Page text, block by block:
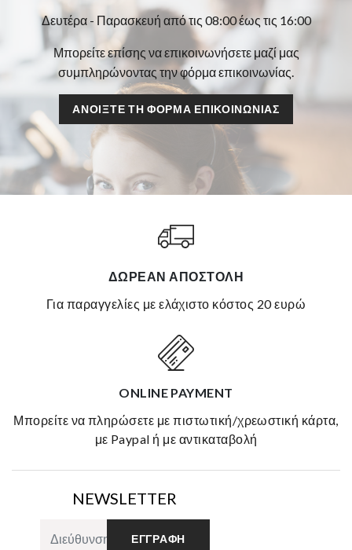
Δευτέρα - Παρασκευή από τις 08:00 έως τις 16:00
Μπορείτε επίσης να επικοινωνήσετε μαζί μας
συμπληρώνοντας την φόρμα επικοινωνίας.
ΑΝΟΊΞΤΕ ΤΗ ΦΌΡΜΑ ΕΠΙΚΟΙΝΩΝΊΑΣ
ΔΩΡΕΆΝ ΑΠΟΣΤΟΛΉ
για παραγγελίες με ελάχιστο κόστος 20 ευρώ
ONLINE PAYMENT
μπορείτε να πληρώσετε με πιστωτική/χρεωστική κάρτα,
με Paypal ή με αντικαταβολή
NEWSLETTER
ΕΓΓΡΑΦΉ